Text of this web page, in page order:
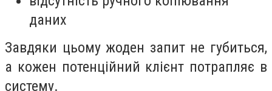
даних
Завдяки цьому жоден запит не губиться,
а кожен потенційний клієнт потрапляє в
систему.